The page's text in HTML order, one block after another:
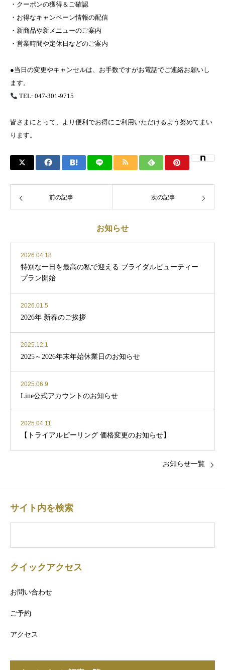
・クーポンの獲得＆ご確認
・お得なキャンペーン情報の配信
・新商品や新メニューのご案内
・営業時間や定休日などのご案内
●当日の変更やキャンセルは、お手数ですがお電話でご連絡お願いし
ます。
TEL: 047-301-9715
皆さまにとって、より便利でお得にご利用いただけるよう努めてまい
ります。
前の記事 次の記事
お知らせ
2026.04.18
特別な一日を最高の私で迎える ブライダルビューティー
プラン開始
2026.01.5
2026年 新春のご挨拶
2025.12.1
2025～2026年末年始休業日のお知らせ
2025.06.9
Line公式アカウントのお知らせ
2025.04.11
【トライアルピーリング 価格変更のお知らせ】
お知らせ一覧
サイト内を検索
クイックアクセス
お問い合わせ
ご予約
アクセス